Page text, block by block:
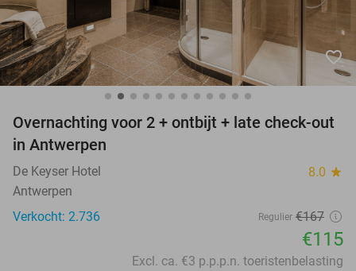
7 dagen per week beschikbaar
10+ miljoen leden
favorite_border
Overnachting voor 2 + ontbijt + late check-out
in Antwerpen
De Keyser Hotel 8.0 star
Antwerpen
Verkocht: 2.736
Regulier €167
€115
Excl. ca. €3 p.p.p.n. toeristenbelasting